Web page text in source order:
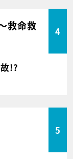
救命救
4
!?
5